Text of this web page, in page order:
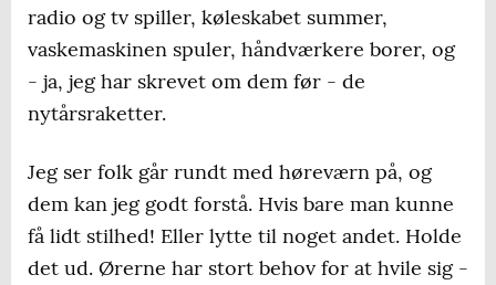
radio og tv spiller, køleskabet summer,
vaskemaskinen spuler, håndværkere borer, og
- ja, jeg har skrevet om dem før - de
nytårsraketter.
Jeg ser folk går rundt med høreværn på, og
dem kan jeg godt forstå. Hvis bare man kunne
få lidt stilhed! Eller lytte til noget andet. Holde
det ud. Ørerne har stort behov for at hvile sig -